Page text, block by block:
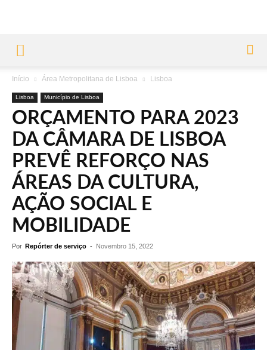
Início Área Metropolitana de Lisboa Lisboa
Lisboa Município de Lisboa
ORÇAMENTO PARA 2023
DA CÂMARA DE LISBOA
PREVÊ REFORÇO NAS
ÁREAS DA CULTURA,
AÇÃO SOCIAL E
MOBILIDADE
Por Repórter de serviço - Novembro 15, 2022